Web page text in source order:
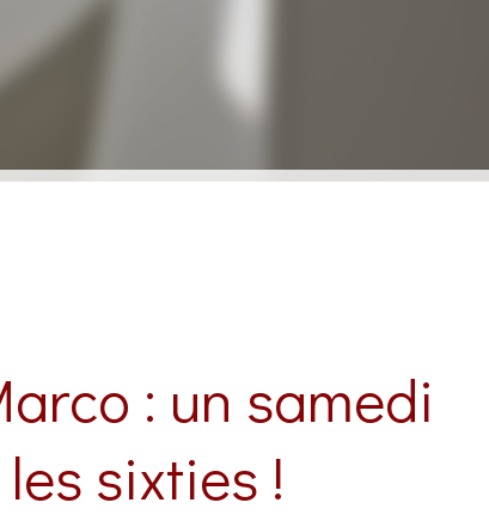
: un samedi
sixties !